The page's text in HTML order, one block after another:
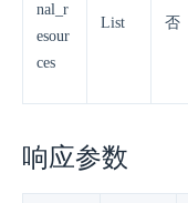
nal_r
esour
ces
List 否
响应参数